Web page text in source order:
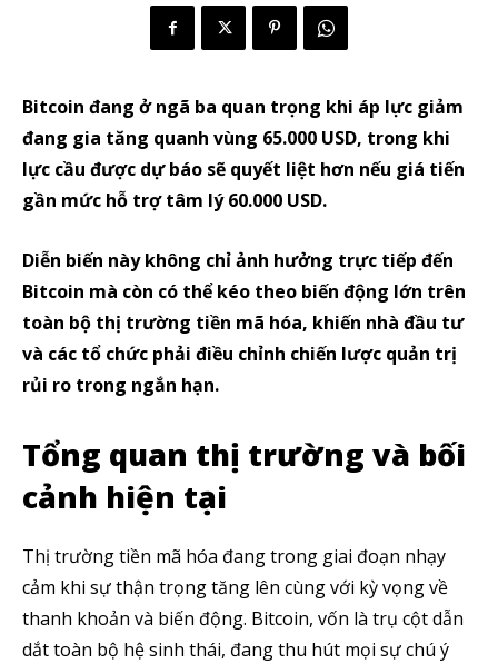
Bitcoin đang ở ngã ba quan trọng khi áp lực giảm
đang gia tăng quanh vùng 65.000 USD, trong khi
lực cầu được dự báo sẽ quyết liệt hơn nếu giá tiến
gần mức hỗ trợ tâm lý 60.000 USD.
Diễn biến này không chỉ ảnh hưởng trực tiếp đến
Bitcoin mà còn có thể kéo theo biến động lớn trên
toàn bộ thị trường tiền mã hóa, khiến nhà đầu tư
và các tổ chức phải điều chỉnh chiến lược quản trị
rủi ro trong ngắn hạn.
Tổng quan thị trường và bối
cảnh hiện tại
Thị trường tiền mã hóa đang trong giai đoạn nhạy
cảm khi sự thận trọng tăng lên cùng với kỳ vọng về
thanh khoản và biến động. Bitcoin, vốn là trụ cột dẫn
dắt toàn bộ hệ sinh thái, đang thu hút mọi sự chú ý